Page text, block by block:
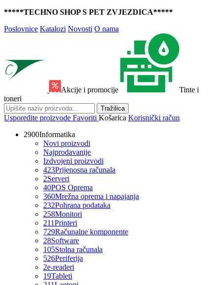
*****TECHNO SHOP S PET ZVJEZDICA*****
Poslovnice Katalozi Novosti O nama
Akcije i promocije
Tinte i
toneri
Tražilica
Usporedite proizvode Favoriti Košarica Korisnički račun
2900Informatika
Novi proizvodi
Najprodavanije
Izdvojeni proizvodi
423Prijenosna računala
2Serveri
40POS Oprema
360Mrežna oprema i napajanja
232Pohrana podataka
258Monitori
211Printeri
729Računalne komponente
28Software
105Stolna računala
526Periferija
2e-readeri
19Tableti